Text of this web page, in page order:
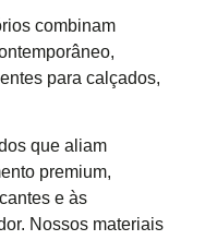
combinam
para calçados,
que aliam
premium,
e às
Nossos materiais